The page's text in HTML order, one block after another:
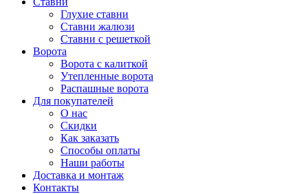
Глухие ставни
Ставни жалюзи
Ставни с решеткой
Ворота
Ворота с калиткой
Утепленные ворота
Распашные ворота
Для покупателей
О нас
Скидки
Как заказать
Способы оплаты
Наши работы
Доставка и монтаж
Контакты